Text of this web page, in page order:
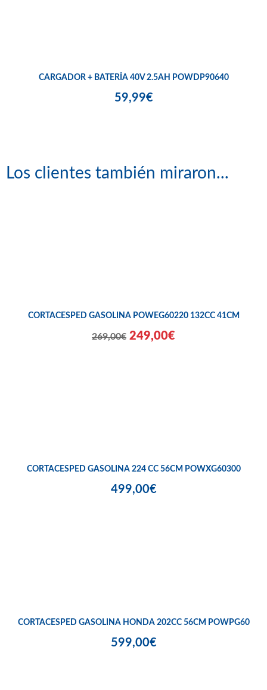
CARGADOR + BATERÍA 40V 2.5AH POWDP90640
59,99€
Los clientes también miraron...
CORTACESPED GASOLINA POWEG60220 132CC 41CM
269,00€ 249,00€
CORTACESPED GASOLINA 224 CC 56CM POWXG60300
499,00€
CORTACESPED GASOLINA HONDA 202CC 56CM POWPG60
599,00€